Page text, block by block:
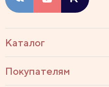
Каталог
Покупателям